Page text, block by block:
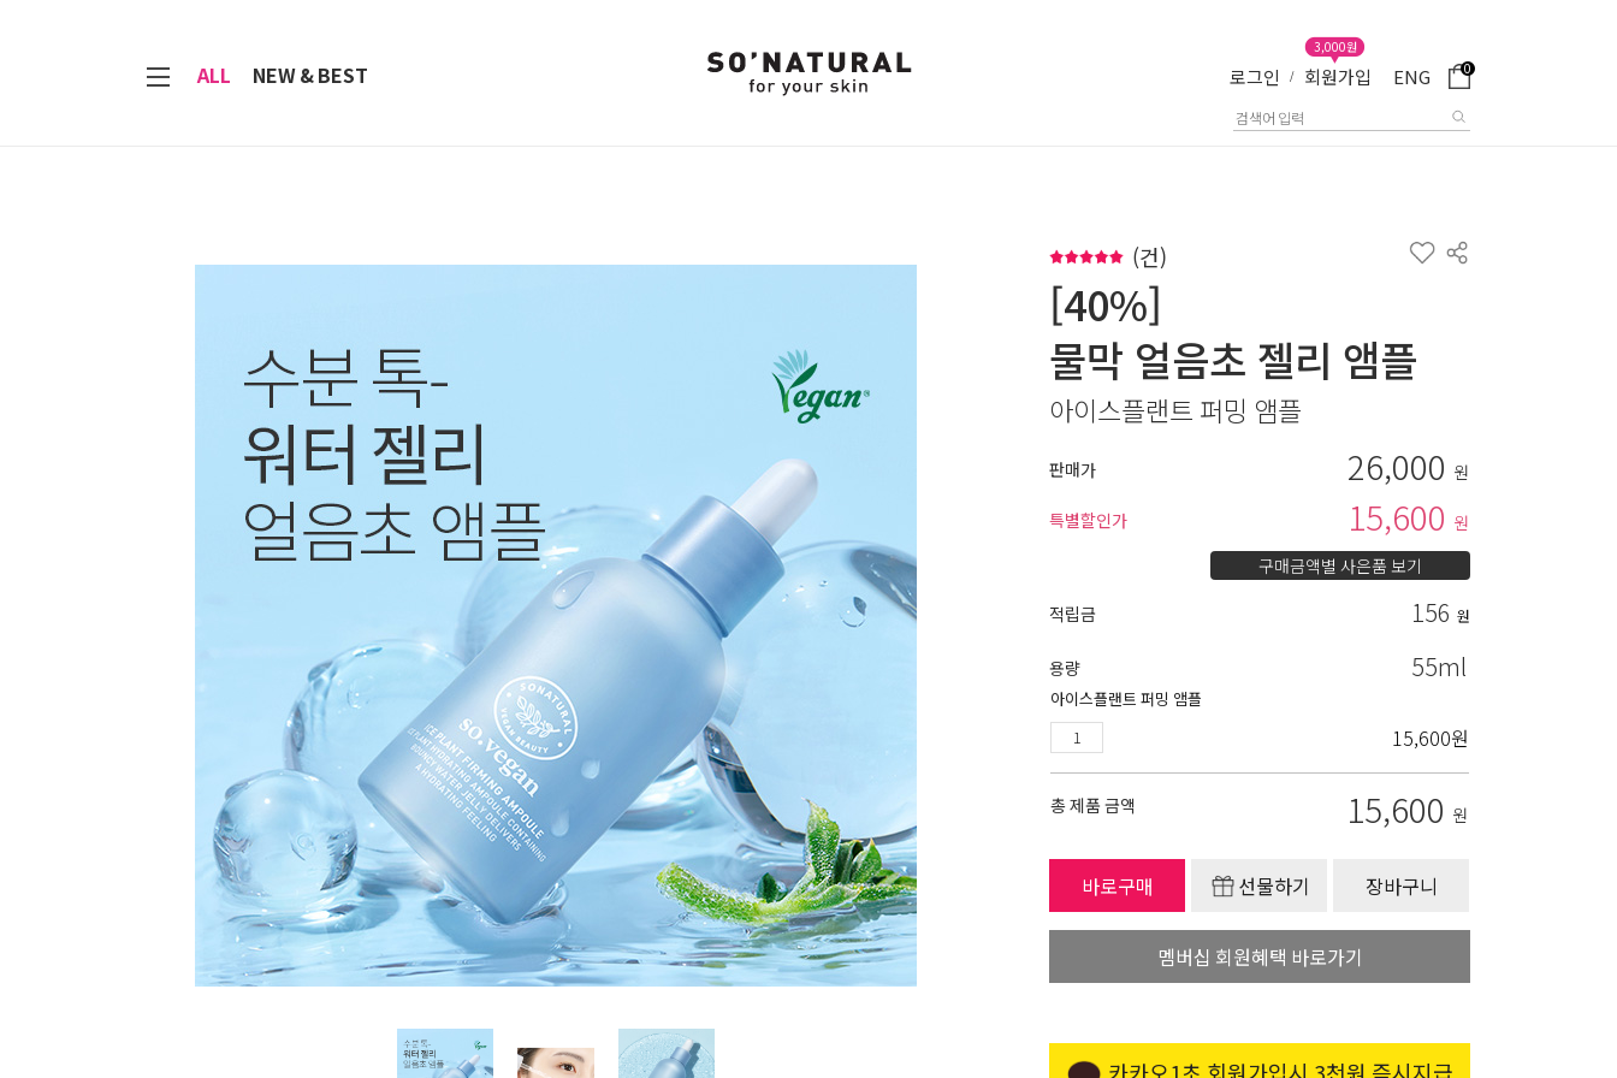
ALL NEW & BEST 로그인 / 회원가입
3,000원
ENG 0
(건)
[40%]
물막 얼음초 젤리 앰플
아이스플랜트 퍼밍 앰플
판매가 26,000 원
특별할인가
15,600 원
구매금액별 사은품 보기
적립금
156 원
용량 55ml
아이스플랜트 퍼밍 앰플
15,600원
총 제품 금액 15,600 원
바로구매 선물하기 장바구니
멤버십 회원혜택 바로가기